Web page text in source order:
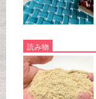
読み物